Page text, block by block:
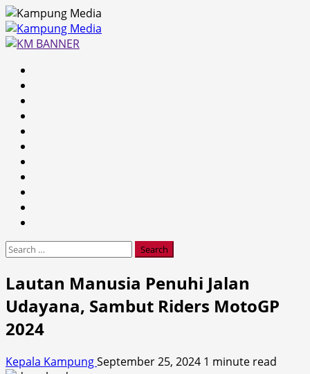
Skip
to
content
Primary
Menu
Search
Lautan Manusia Penuhi Jalan
Udayana, Sambut Riders MotoGP
2024
Kepala KampungSeptember 25, 2024 1 minute read